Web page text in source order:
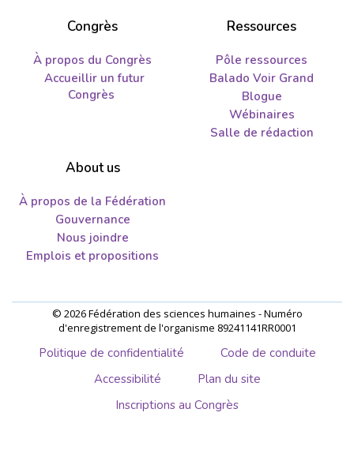
Congrès
À propos du Congrès
Accueillir un futur
Congrès
Ressources
Pôle ressources
Balado Voir Grand
Blogue
Wébinaires
Salle de rédaction
About us
À propos de la Fédération
Gouvernance
Nous joindre
Emplois et propositions
© 2026 Fédération des sciences humaines - Numéro
d'enregistrement de l'organisme 89241141RR0001
Politique de confidentialité
Code de conduite
Accessibilité
Plan du site
Inscriptions au Congrès